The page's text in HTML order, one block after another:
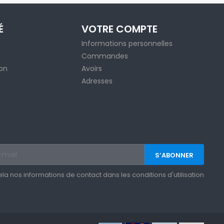
VOTRE COMPTE
Informations personnelles
Commandes
Avoirs
Adresses
nos informations de contact dans les conditions d'utilisation